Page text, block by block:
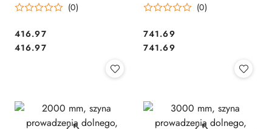
przesuwnych Terno Scorrevoli
(0)
Cena:
416.97
Cena:
416.97
drzwi przesuwnych Terno
(0)
Cena:
741.69
Cena:
741.69